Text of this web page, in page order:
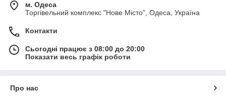
м. Одеса
Торгівельний комплекс "Нове Місто", Одеса, Україна
Контакти
Сьогодні працює з 08:00 до 20:00
Показати весь графік роботи
Про нас